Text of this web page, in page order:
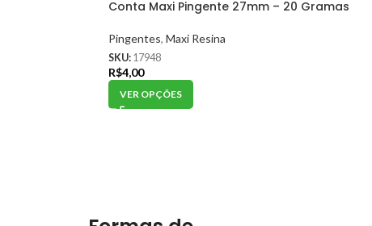
Conta Maxi Pingente 27mm – 20 Gramas
Pingentes, Maxi Resina
SKU: 17948
R$4,00
VER OPÇÕES